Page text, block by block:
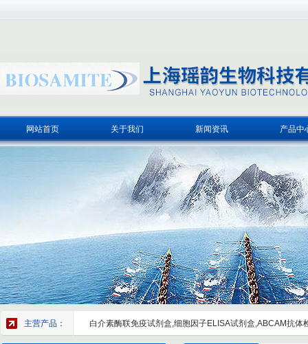
网站首页 关于我们 新闻资讯 产品中
主营产品： 白介素酶联免疫试剂盒,细胞因子ELISA试剂盒,ABCAM抗体